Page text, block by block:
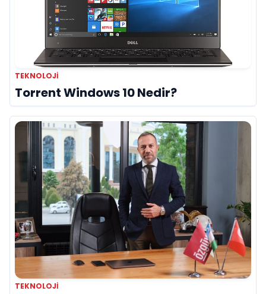
TEKNOLOJI
Torrent Windows 10 Nedir?
TEKNOLOJI